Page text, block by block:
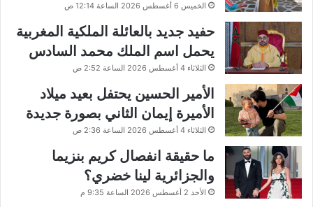
الخميس 6 أغسطس 2026 الساعة 12:14 ص
حفيد جديد بالعائلة الملكية المغربية
يحمل اسم الملك محمد السادس
الثلاثاء 4 أغسطس 2026 الساعة 2:52 ص
الأمير الحسين يحتفل بعيد ميلاد
الأميرة إيمان الثاني بصورة جديدة
الثلاثاء 4 أغسطس 2026 الساعة 2:36 ص
ما حقيقة انفصال كريم بنزيما
والجزائرية لينا خضري؟
الأحد 2 أغسطس 2026 الساعة 9:35 م